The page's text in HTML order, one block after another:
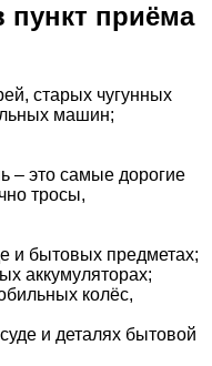
пункт приёма
старых чугунных
машин;
– это самые дорогие
тросы,
и бытовых предметах;
аккумуляторах;
колёс,
и деталях бытовой